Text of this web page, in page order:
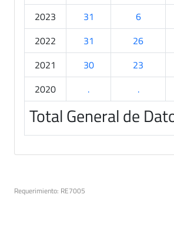
2023
31 6
2022
31 26
2021
30 23
2020
. .
Total General de
Requerimiento: RE7005